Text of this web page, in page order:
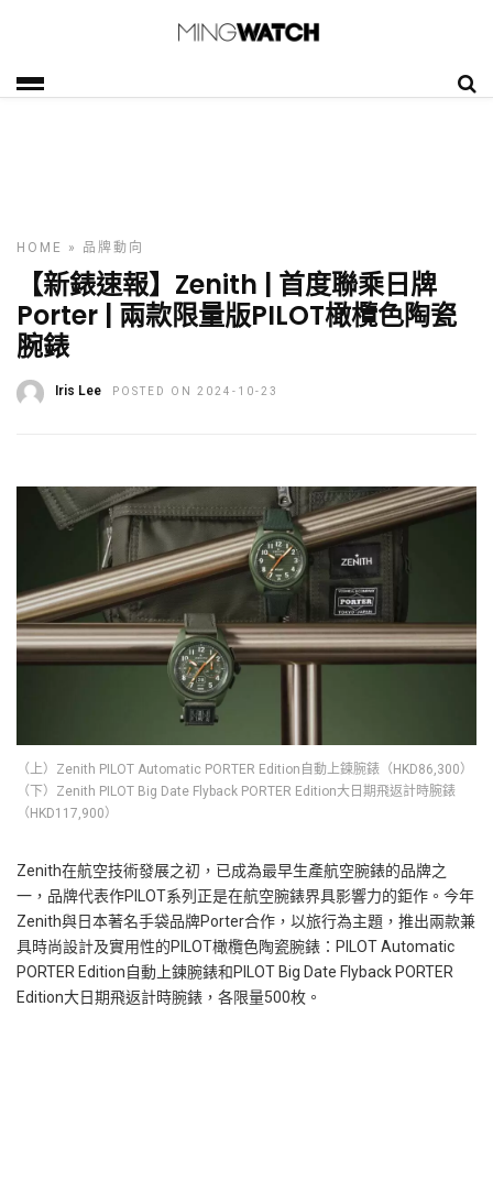
HOME » 品牌動向
【新錶速報】Zenith | 首度聯乘日牌
Porter | 兩款限量版PILOT橄欖色陶瓷
腕錶
Iris Lee POSTED ON 2024-10-23
（上）Zenith PILOT Automatic PORTER Edition自動上鍊腕錶（HKD86,300）
（下）Zenith PILOT Big Date Flyback PORTER Edition大日期飛返計時腕錶
（HKD117,900）
Zenith在航空技術發展之初，已成為最早生產航空腕錶的品牌之
一，品牌代表作PILOT系列正是在航空腕錶界具影響力的鉅作。今年
Zenith與日本著名手袋品牌Porter合作，以旅行為主題，推出兩款兼
具時尚設計及實用性的PILOT橄欖色陶瓷腕錶：PILOT Automatic
PORTER Edition自動上鍊腕錶和PILOT Big Date Flyback PORTER
Edition大日期飛返計時腕錶，各限量500枚。